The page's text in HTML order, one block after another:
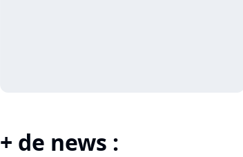
+ de news :